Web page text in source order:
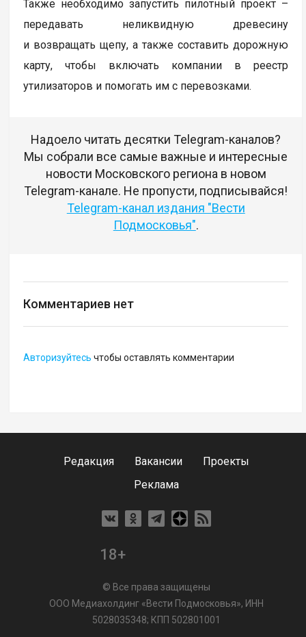
Также необходимо запустить пилотный проект –
передавать неликвидную древесину
и возвращать щепу, а также составить дорожную
карту, чтобы включать компании в реестр
утилизаторов и помогать им с перевозками.
Надоело читать десятки Telegram-каналов?
Мы собрали все самые важные и интересные
новости Московского региона в новом
Telegram-канале. Не пропусти, подписывайся!
Telegram-канал издания "Вести
Подмосковья".
Комментариев нет
Авторизуйтесь чтобы оставлять комментарии
Редакция Вакансии
Проекты
Реклама
18+
© Все права защищены
ООО Медиахолдинг «Вести Подмосковья», ИНН
5028035348; КПП 502801001